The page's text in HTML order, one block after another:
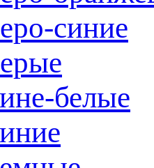
синие
белые